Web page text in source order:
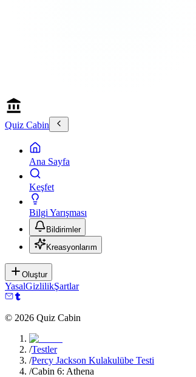
Quiz Cabin
Ana Sayfa
Keşfet
Bilgi Yarışması
Bildirimler
Kreasyonlarım
Oluştur
YasalGizlilikŞartlar
© 2026 Quiz Cabin
/Testler
/Percy Jackson Kulakulübe Testi
/Cabin 6: Athena